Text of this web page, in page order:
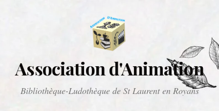
Association d'Animation
Bibliothèque-Ludothèque de St Laurent en Royans